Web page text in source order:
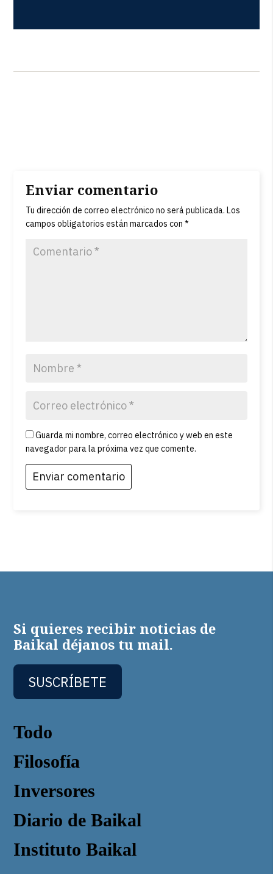
Enviar comentario
Tu dirección de correo electrónico no será publicada. Los
campos obligatorios están marcados con*
Guarda mi nombre, correo electrónico y web en este
navegador para la próxima vez que comente.
Todo
Filosofía
Inversores
Diario de Baikal
Instituto Baikal
Si quieres recibir noticias de
Baikal déjanos tu mail.
SUSCRÍBETE